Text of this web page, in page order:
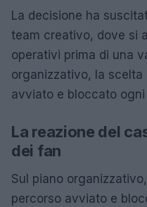
La decisione ha
team creativo, dove si
operativi prima di una
organizzativo, la
avviato e bloccato
La reazione del
dei fan
Sul piano
percorso avviato e